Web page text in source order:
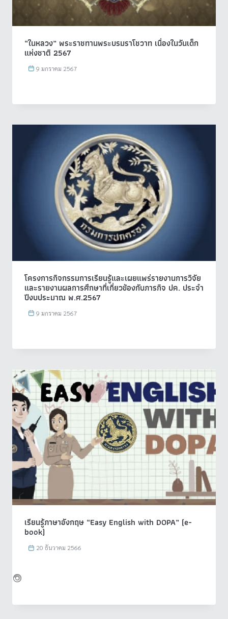
“ในหลวง” พระราชทานพระบรมราโชวาท เนื่องในวันเด็ก
แห่งชาติ 2567
9 มกราคม 2567
โครงการกิจกรรมการเรียนรู้และเผยแพร่รายงานการวิจัย
และรายงานผลการศึกษาที่เกี่ยวข้องกับภารกิจ ปค. ประจำ
ปีงบประมาณ พ.ศ.2567
9 มกราคม 2567
เรียนรู้ภาษาอังกฤษ “Easy English with DOPA” (e-
book)
20 ธันวาคม 2566